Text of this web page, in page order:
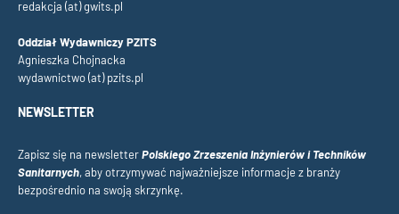
redakcja (at) gwits.pl
Oddział Wydawniczy PZITS
Agnieszka Chojnacka
wydawnictwo (at) pzits.pl
NEWSLETTER
Zapisz się na newsletterPolskiego Zrzeszenia Inżynierów i Techników
Sanitarnych, aby otrzymywać najważniejsze informacje z branży
bezpośrednio na swoją skrzynkę.